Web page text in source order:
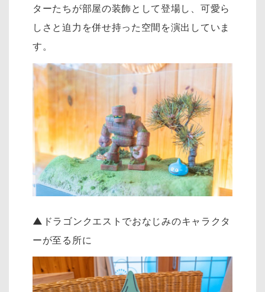
ターたちが部屋の装飾として登場し、可愛ら
しさと迫力を併せ持った空間を演出していま
す。
▲ ドラゴンクエストでおなじみのキャラクタ
ーが至る所に